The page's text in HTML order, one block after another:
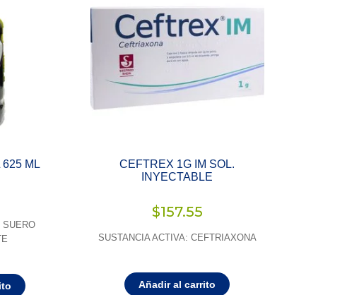
625 ML
SUERO
CEFTREX 1G IM SOL.
INYECTABLE
$157.55
SUSTANCIA ACTIVA: CEFTRIAXONA
Añadir al carrito